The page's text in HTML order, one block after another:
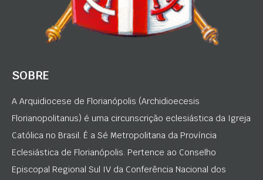
SOBRE
A Arquidiocese de Florianópolis (Archidioecesis
Florianopolitanus) é uma circunscrição eclesiástica da Igreja
Católica no Brasil. É a Sé Metropolitana da Província
Eclesiástica de Florianópolis. Pertence ao Conselho
Episcopal Regional Sul IV da Conferência Nacional dos